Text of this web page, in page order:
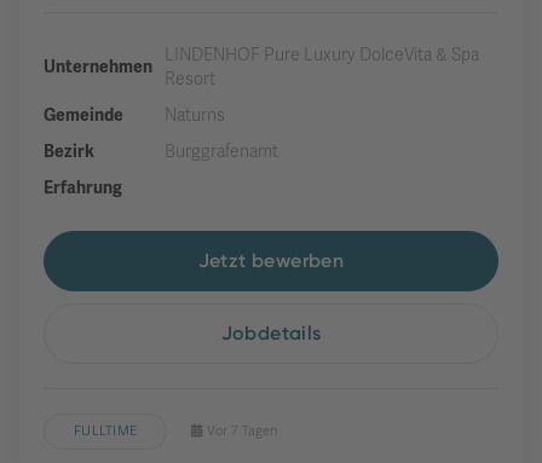
Unternehmen
LINDENHOF Pure Luxury DolceVita & Spa
Resort
Gemeinde
Naturns
Bezirk
Burggrafenamt
Erfahrung
Jetzt bewerben
Jobdetails
FULLTIME Vor 7 Tagen